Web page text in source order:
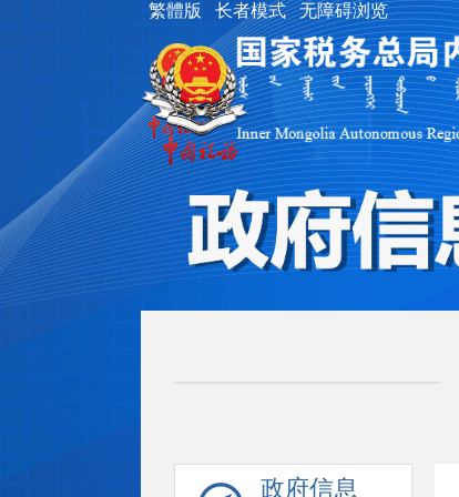
繁體版 长者模式 无障碍浏览
政府信息